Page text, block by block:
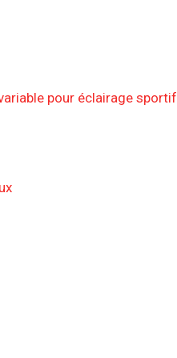
pour éclairage sportif